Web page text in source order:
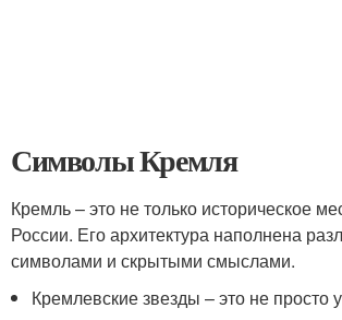
Символы Кремля
Кремль – это не только историческое
России. Его архитектура наполнена
символами и скрытыми смыслами.
Кремлевские звезды – это не просто